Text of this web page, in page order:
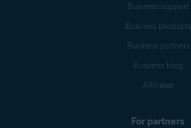
Business support
Business products
Business partners
Business blog
Affiliates
For partners